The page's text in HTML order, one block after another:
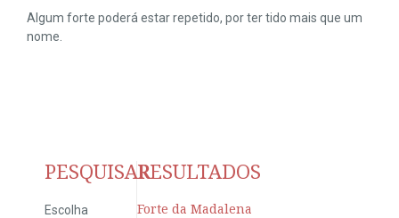
Algum forte poderá estar repetido, por ter tido mais que um
nome.
PESQUISAR
Escolha
RESULTADOS
Forte da Madalena